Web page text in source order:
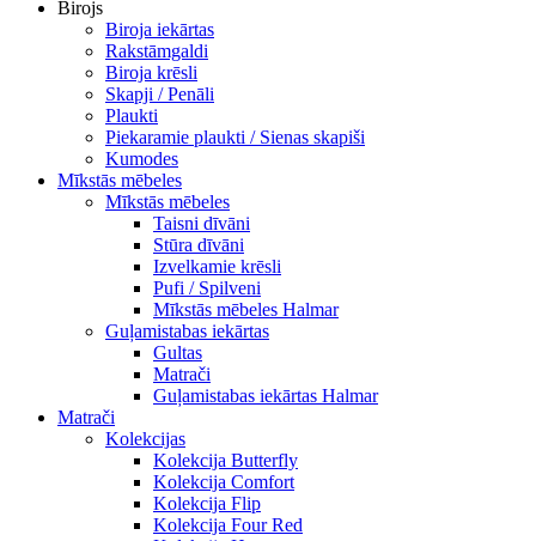
Birojs
Biroja iekārtas
Rakstāmgaldi
Biroja krēsli
Skapji / Penāli
Plaukti
Piekaramie plaukti / Sienas skapiši
Kumodes
Mīkstās mēbeles
Mīkstās mēbeles
Taisni dīvāni
Stūra dīvāni
Izvelkamie krēsli
Pufi / Spilveni
Mīkstās mēbeles Halmar
Guļamistabas iekārtas
Gultas
Matrači
Guļamistabas iekārtas Halmar
Matrači
Kolekcijas
Kolekcija Butterfly
Kolekcija Comfort
Kolekcija Flip
Kolekcija Four Red